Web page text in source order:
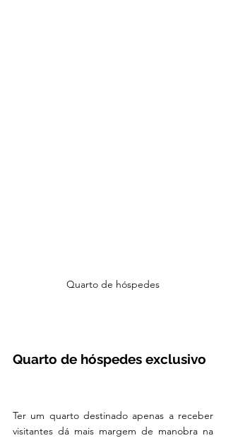
Quarto de hóspedes
Quarto de hóspedes exclusivo
Ter um quarto destinado apenas a receber
visitantes dá mais margem de manobra na